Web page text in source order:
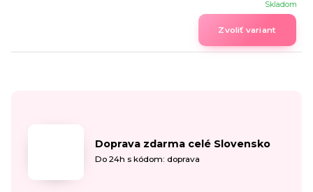
Skladom
Zvoliť variant
Doprava zdarma celé Slovensko
Do 24h s kódom: doprava